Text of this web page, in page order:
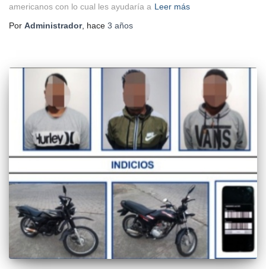
americanos con lo cual les ayudaría a Leer más
Por Administrador, hace 3 años